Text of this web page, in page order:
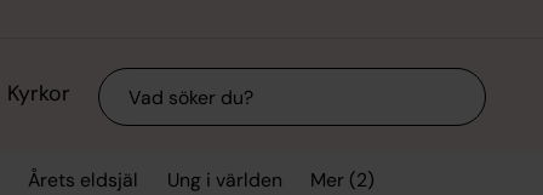
Kyrkor Sök
Årets eldsjäl Ung i världen Mer (2)